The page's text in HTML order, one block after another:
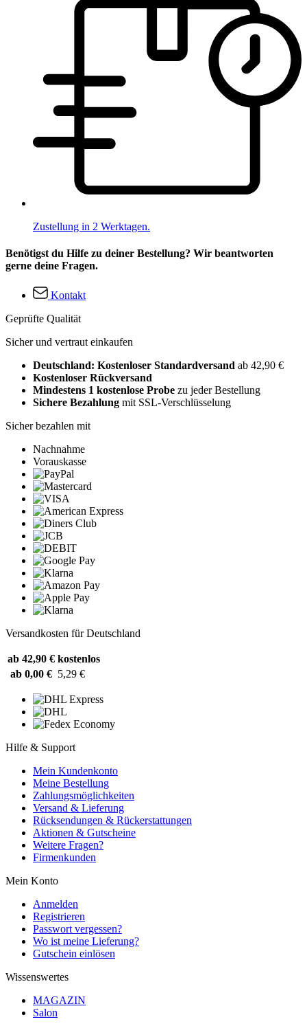
Zustellung in 2 Werktagen.
Benötigst du Hilfe zu deiner Bestellung? Wir beantworten
gerne deine Fragen.
Kontakt
Geprüfte Qualität
Sicher und vertraut einkaufen
Deutschland: Kostenloser Standardversand ab 42,90 €
Kostenloser Rückversand
Mindestens 1 kostenlose Probe zu jeder Bestellung
Sichere Bezahlung mit SSL-Verschlüsselung
Sicher bezahlen mit
Nachnahme
Vorauskasse
Versandkosten für Deutschland
ab 42,90 € kostenlos
ab 0,00 € 5,29 €
Hilfe & Support
Mein Kundenkonto
Meine Bestellung
Zahlungsmöglichkeiten
Versand & Lieferung
Rücksendungen & Rückerstattungen
Aktionen & Gutscheine
Weitere Fragen?
Firmenkunden
Mein Konto
Anmelden
Registrieren
Passwort vergessen?
Wo ist meine Lieferung?
Gutschein einlösen
Wissenswertes
MAGAZIN
Salon